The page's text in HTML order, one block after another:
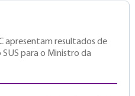
apresentam resultados de
para o Ministro da